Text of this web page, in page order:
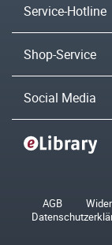
Service-Hotline
Shop-Service
Social Media
AGB